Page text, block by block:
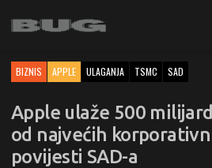
BIZNIS APPLE ULAGANJA TSMC SAD
Apple ulaže 500
od najvećih
povijesti SAD-a